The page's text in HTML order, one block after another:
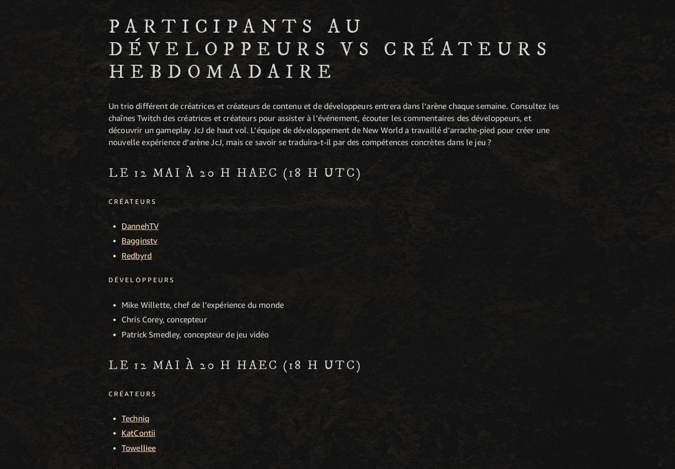
PARTICIPANTS AU
DÉVELOPPEURS VS CRÉATEURS
HEBDOMADAIRE
Un trio différent de créatrices et créateurs de contenu et de développeurs entrera dans l’arène chaque semaine. Consultez les
chaînes Twitch des créatrices et créateurs pour assister à l’événement, écouter les commentaires des développeurs, et
découvrir un gameplay JcJ de haut vol. L’équipe de développement de New World a travaillé d’arrache-pied pour créer une
nouvelle expérience d’arène JcJ, mais ce savoir se traduira-t-il par des compétences concrètes dans le jeu ?
LE 12 MAI À 20 H HAEC (18 H UTC)
CRÉATEURS
DannehTV
Bagginstv
Redbyrd
DÉVELOPPEURS
Mike Willette, chef de l’expérience du monde
Chris Corey, concepteur
Patrick Smedley, concepteur de jeu vidéo
LE 12 MAI À 20 H HAEC (18 H UTC)
CRÉATEURS
Techniq
KatContii
Towelliee